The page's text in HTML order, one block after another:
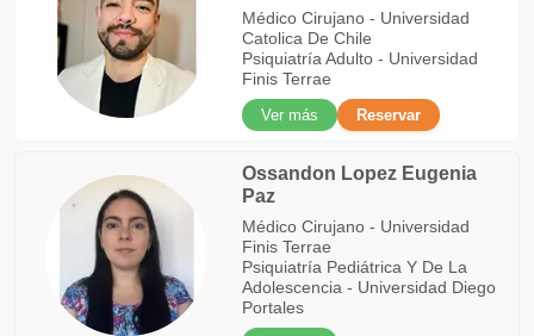
Médico Cirujano - Universidad
Catolica De Chile
Psiquiatría Adulto - Universidad
Finis Terrae
Ver más
Reservar
Ossandon Lopez Eugenia
Paz
Médico Cirujano - Universidad
Finis Terrae
Psiquiatría Pediátrica Y De La
Adolescencia - Universidad Diego
Portales